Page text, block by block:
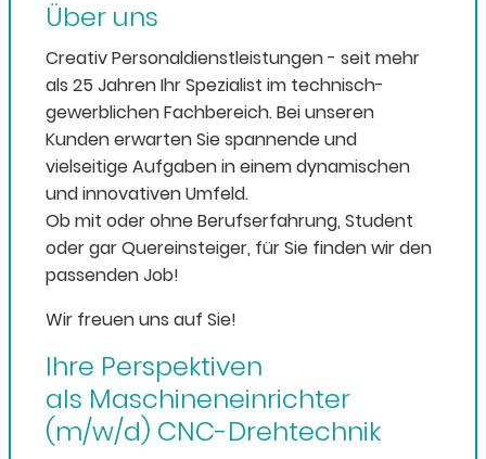
Über uns
Creativ Personaldienstleistungen - seit mehr
als 25 Jahren Ihr Spezialist im technisch-
gewerblichen Fachbereich. Bei unseren
Kunden erwarten Sie spannende und
vielseitige Aufgaben in einem dynamischen
und innovativen Umfeld.
Ob mit oder ohne Berufserfahrung, Student
oder gar Quereinsteiger, für Sie finden wir den
passenden Job!
Wir freuen uns auf Sie!
Ihre Perspektiven
als Maschineneinrichter
(m/w/d) CNC-Drehtechnik